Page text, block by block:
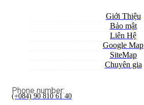
Giới Thiệu
Bảo mật
Liên Hệ
Google Map
SiteMap
Chuyên gia
Phone number:
(+084) 90 810 61 40